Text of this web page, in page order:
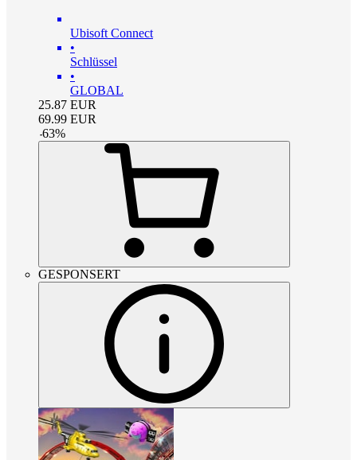
Ubisoft Connect
•
Schlüssel
•
GLOBAL
25.87 EUR
69.99 EUR
-63%
GESPONSERT